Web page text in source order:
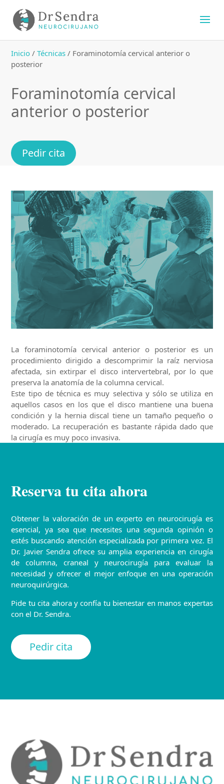
Inicio /Técnicas / Foraminotomía cervical anterior o
posterior
Foraminotomía cervical
anterior o posterior
Pedir cita
La foraminotomía cervical anterior o posterior es un
procedimiento dirigido a descomprimir la raíz nerviosa
afectada, sin extirpar el disco intervertebral, por lo que
preserva la anatomía de la columna cervical.
Este tipo de técnica es muy selectiva y sólo se utiliza en
aquellos casos en los que el disco mantiene una buena
condición y la hernia discal tiene un tamaño pequeño o
moderado. La recuperación es bastante rápida dado que
la cirugía es muy poco invasiva.
Reserva tu cita ahora
Obtener la valoración de un experto en neurocirugía es
esencial, ya sea que necesites una segunda opinión o
estés buscando atención especializada por primera vez. El
Dr. Javier Sendra ofrece su amplia experiencia en cirugía
de columna, craneal y neurocirugía para evaluar la
necesidad y ofrecer el mejor enfoque en una operación
neuroquirúrgica.
Pide tu cita ahora y confía tu bienestar en manos expertas
con el Dr. Sendra.
Pedir cita